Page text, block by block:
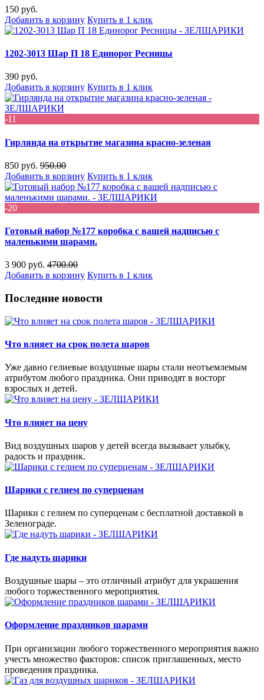
150 руб.
Добавить в корзину Купить в 1 клик
1202-3013 Шар П 18 Единорог Ресницы
390 руб.
Добавить в корзину Купить в 1 клик
-11
Гирлянда на открытие магазина красно-зеленая
850 руб. 950.00
Добавить в корзину Купить в 1 клик
-20
Готовый набор №177 коробка с вашей надписью с
маленькими шарами.
3 900 руб. 4700.00
Добавить в корзину Купить в 1 клик
Последние новости
Что влияет на срок полета шаров
Уже давно гелиевые воздушные шары стали неотъемлемым
атрибутом любого праздника. Они приводят в восторг
взрослых и детей.
Что влияет на цену
Вид воздушных шаров у детей всегда вызывает улыбку,
радость и праздник.
Шарики с гелием по суперценам
Шарики с гелием по суперценам с бесплатной доставкой в
Зеленограде.
Где надуть шарики
Воздушные шары – это отличный атрибут для украшения
любого торжественного мероприятия.
Оформление праздников шарами
При организации любого торжественного мероприятия важно
учесть множество факторов: список приглашенных, место
проведения праздника.